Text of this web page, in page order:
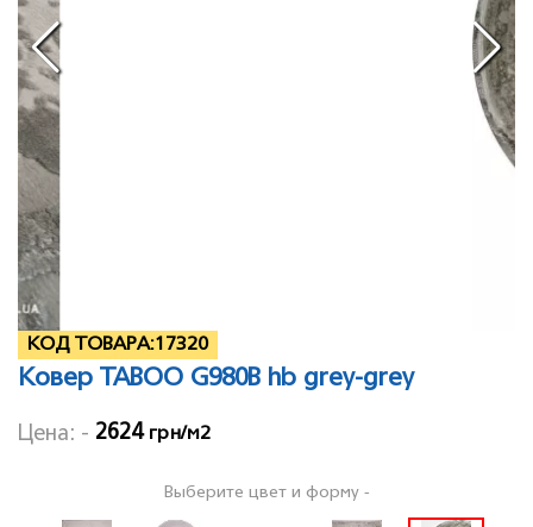
КОД ТОВАРА:17320
Ковер TABOO G980B hb grey-grey
Цена: - 2624 грн/м2
Выберите цвет и форму -